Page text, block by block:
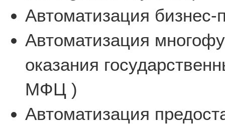
Автоматизация
Автоматизация
оказания
МФЦ )
Автоматизация